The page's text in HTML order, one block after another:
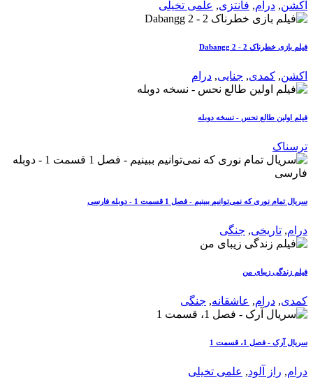
اکشن, درام, فانتزی, علمی تخیلی
فیلم بازی خطرناک 2 - Dabangg 2
اکشن, کمدی, جنایی, درام
فیلم اولین طالع نحس - نسخه دوبله
ترسناک
سریال تمام نوری که نمی‌توانیم ببینیم - فصل 1 قسمت 1 - دوبله فارسی
درام, تاریخی, جنگی
فیلم زندگی زیبای من
کمدی, درام, عاشقانه, جنگی
سریال آرک - فصل 1، قسمت 1
درام, راز آلود, علمی تخیلی